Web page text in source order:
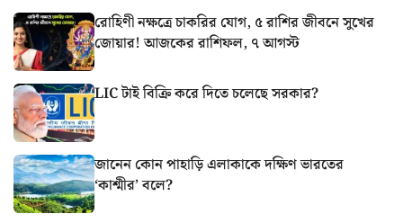
রোহিণী নক্ষত্রে চাকরির যোগ, ৫ রাশির জীবনে সুখের
জোয়ার! আজকের রাশিফল, ৭ আগস্ট
LIC টাই বিক্রি করে দিতে চলেছে সরকার?
জানেন কোন পাহাড়ি এলাকাকে দক্ষিণ ভারতের
‘কাশ্মীর’ বলে?